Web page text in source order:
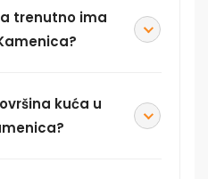
trenutno ima
kuća u